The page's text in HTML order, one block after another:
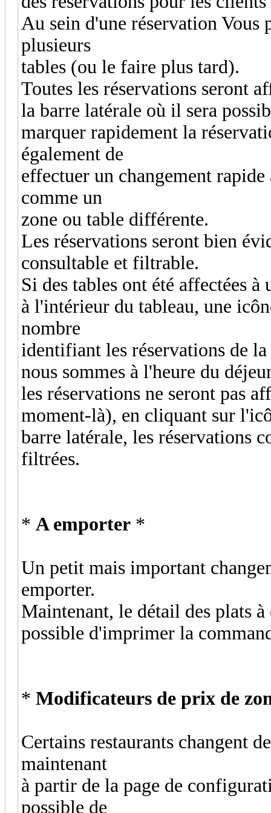
Au sein d'une réservation
plusieurs
tables (ou le faire plus tard).
Toutes les réservations seront
la barre latérale où il sera
marquer rapidement la
également de
effectuer un changement
comme un
zone ou table différente.
Les réservations seront bien
consultable et filtrable.
Si des tables ont été affectées
à l'intérieur du tableau, une
nombre
identifiant les réservations de
nous sommes à l'heure du
les réservations ne seront pas
moment-là), en cliquant sur
barre latérale, les réservations
filtrées.
* A emporter *
Un petit mais important
emporter.
Maintenant, le détail des plats
possible d'imprimer la
* Modificateurs de prix de
Certains restaurants changent
maintenant
à partir de la page de
possible de